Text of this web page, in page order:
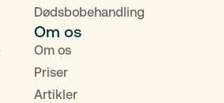
Dødsbobehandling
Om os
Om os
Priser
Artikler